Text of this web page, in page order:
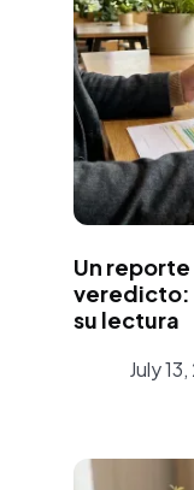
Un
veredicto:
su lectura
July